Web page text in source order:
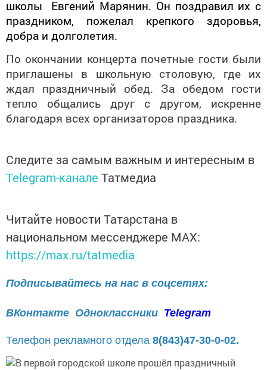
школы Евгений Марянин. Он поздравил их с
праздником, пожелал крепкого здоровья,
добра и долголетия.
По окончании концерта почетные гости были
приглашены в школьную столовую, где их
ждал праздничный обед. За обедом гости
тепло общались друг с другом, искренне
благодаря всех организаторов праздника.
Следите за самым важным и интересным в
Telegram-канале Татмедиа
Читайте новости Татарстана в
национальном мессенджере MАХ:
https://max.ru/tatmedia
Подписывайтесь на нас в соцсетях:
ВКонтакте Одноклассники Telegram
Телефон рекламного отдела 8(843)47-30-0-02.